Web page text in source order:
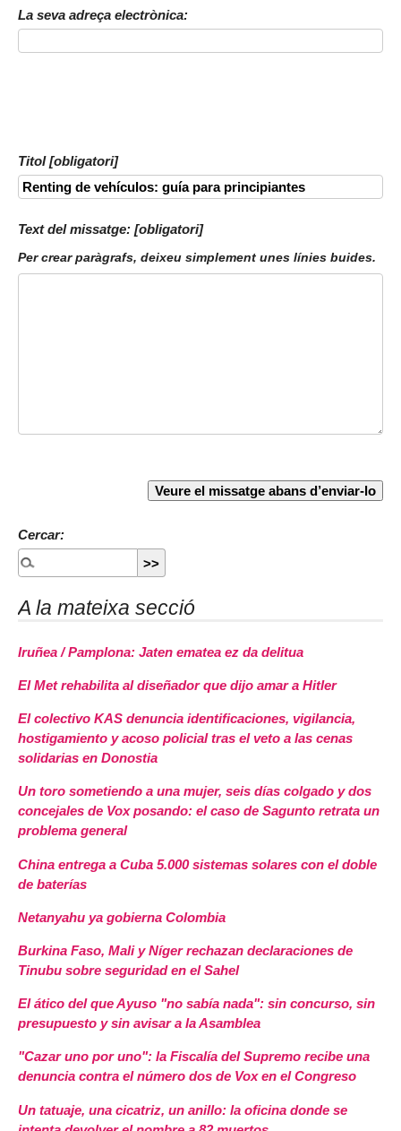
La seva adreça electrònica:
Titol [obligatori]
Text del missatge: [obligatori]
Per crear paràgrafs, deixeu simplement unes línies buides.
Cercar:
A la mateixa secció
Iruñea / Pamplona: Jaten ematea ez da delitua
El Met rehabilita al diseñador que dijo amar a Hitler
El colectivo KAS denuncia identificaciones, vigilancia,
hostigamiento y acoso policial tras el veto a las cenas
solidarias en Donostia
Un toro sometiendo a una mujer, seis días colgado y dos
concejales de Vox posando: el caso de Sagunto retrata un
problema general
China entrega a Cuba 5.000 sistemas solares con el doble
de baterías
Netanyahu ya gobierna Colombia
Burkina Faso, Mali y Níger rechazan declaraciones de
Tinubu sobre seguridad en el Sahel
El ático del que Ayuso "no sabía nada": sin concurso, sin
presupuesto y sin avisar a la Asamblea
"Cazar uno por uno": la Fiscalía del Supremo recibe una
denuncia contra el número dos de Vox en el Congreso
Un tatuaje, una cicatriz, un anillo: la oficina donde se